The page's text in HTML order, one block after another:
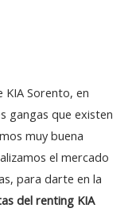
Sorento, en
gangas que existen
muy buena
el mercado
para darte en la
del renting KIA